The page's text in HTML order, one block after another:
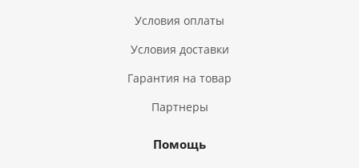
Условия оплаты
Условия доставки
Гарантия на товар
Партнеры
Помощь